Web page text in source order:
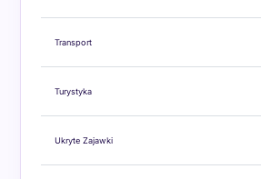
Transport
Turystyka
Ukryte Zajawki